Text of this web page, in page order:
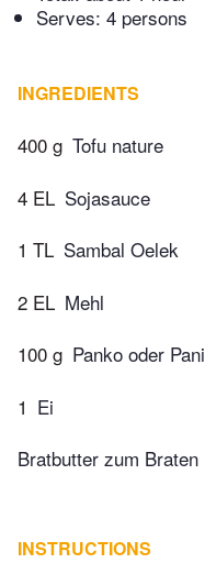
Serves: 4 persons
INGREDIENTS
400 g Tofu nature
4 EL Sojasauce
1 TL Sambal Oelek
2 EL Mehl
100 g Panko oder
1 Ei
Bratbutter zum Braten
INSTRUCTIONS